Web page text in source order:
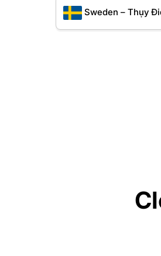
Sweden – Thụy